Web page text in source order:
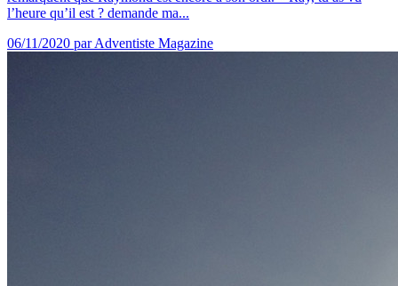
l’heure qu’il est ? demande ma...
06/11/2020 par Adventiste Magazine